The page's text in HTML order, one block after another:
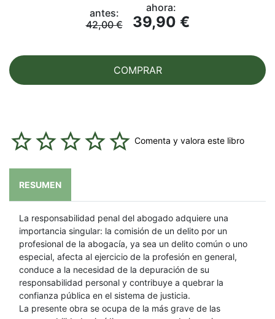
antes:
42,00 €
ahora:
39,90 €
COMPRAR
Comenta y valora este libro
RESUMEN
La responsabilidad penal del abogado adquiere una
importancia singular: la comisión de un delito por un
profesional de la abogacía, ya sea un delito común o uno
especial, afecta al ejercicio de la profesión en general,
conduce a la necesidad de la depuración de su
responsabilidad personal y contribuye a quebrar la
confianza pública en el sistema de justicia.
La presente obra se ocupa de la más grave de las